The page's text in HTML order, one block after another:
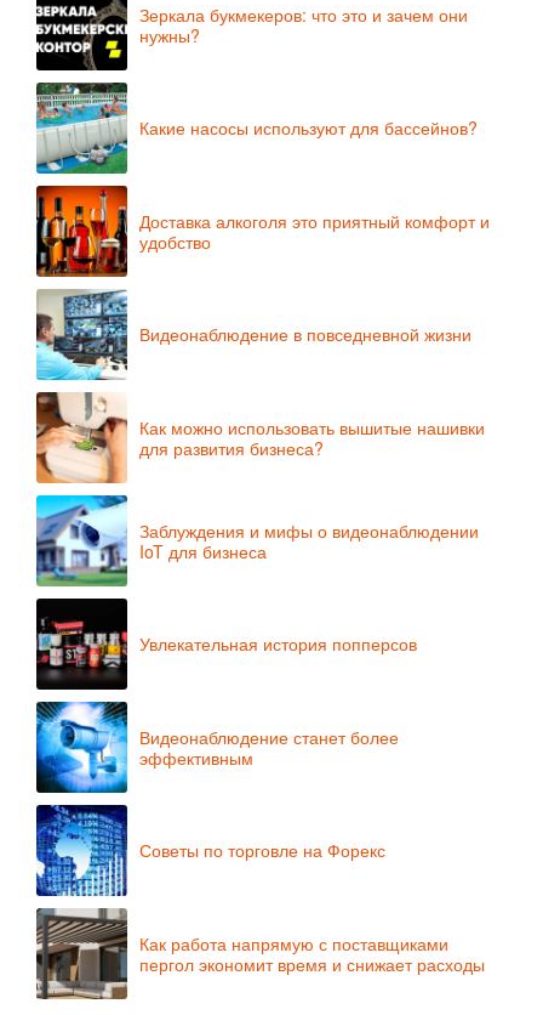
Зеркала букмекеров: что это и зачем они
нужны?
Какие насосы используют для бассейнов?
Доставка алкоголя это приятный комфорт и
удобство
Видеонаблюдение в повседневной жизни
Как можно использовать вышитые нашивки
для развития бизнеса?
Заблуждения и мифы о видеонаблюдении
IoT для бизнеса
Увлекательная история попперсов
Видеонаблюдение станет более
эффективным
Советы по торговле на Форекс
Как работа напрямую с поставщиками
пергол экономит время и снижает расходы